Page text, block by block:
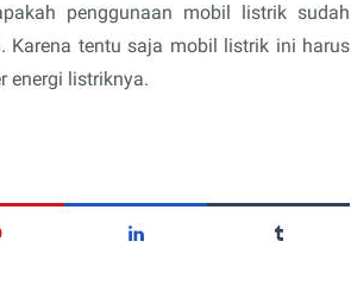
penggunaan mobil listrik sudah
Karena tentu saja mobil listrik ini harus
energi listriknya.